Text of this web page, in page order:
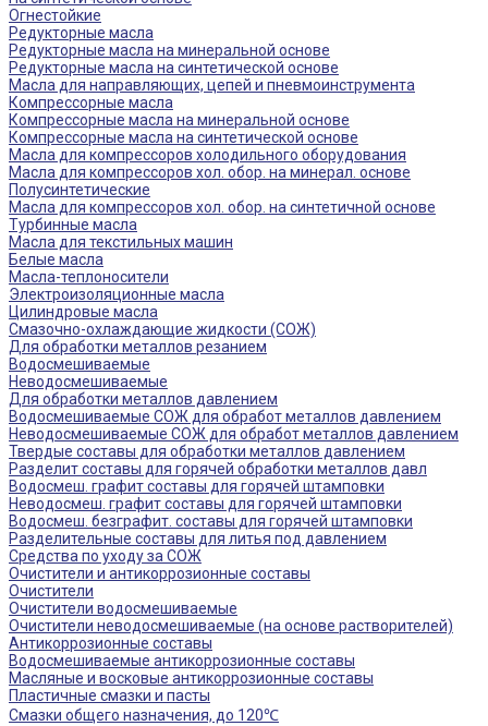
Огнестойкие
Редукторные масла
Редукторные масла на минеральной основе
Редукторные масла на синтетической основе
Масла для направляющих, цепей и пневмоинструмента
Компрессорные масла
Компрессорные масла на минеральной основе
Компрессорные масла на синтетической основе
Масла для компрессоров холодильного оборудования
Масла для компрессоров хол. обор. на минерал. основе
Полусинтетические
Масла для компрессоров хол. обор. на синтетичной основе
Турбинные масла
Масла для текстильных машин
Белые масла
Масла-теплоносители
Электроизоляционные масла
Цилиндровые масла
Смазочно-охлаждающие жидкости (СОЖ)
Для обработки металлов резанием
Водосмешиваемые
Неводосмешиваемые
Для обработки металлов давлением
Водосмешиваемые СОЖ для обработ металлов давлением
Неводосмешиваемые СОЖ для обработ металлов давлением
Твердые составы для обработки металлов давлением
Разделит составы для горячей обработки металлов давл
Водосмеш. графит составы для горячей штамповки
Неводосмеш. графит составы для горячей штамповки
Водосмеш. безграфит. составы для горячей штамповки
Разделительные составы для литья под давлением
Средства по уходу за СОЖ
Очистители и антикоррозионные составы
Очистители
Очистители водосмешиваемые
Очистители неводосмешиваемые (на основе растворителей)
Антикоррозионные составы
Водосмешиваемые антикоррозионные составы
Масляные и восковые антикоррозионные составы
Пластичные смазки и пасты
Смазки общего назначения, до 120℃